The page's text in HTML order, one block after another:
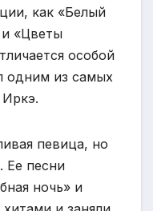
как «Белый
«Цветы
особой
одним из самых
певица, но
Ее песни
ночь» и